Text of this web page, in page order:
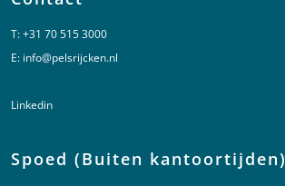
T:+31 70 515 3000
E: info@pelsrijcken.nl
Linkedin
Spoed (Buiten kantoortijden)